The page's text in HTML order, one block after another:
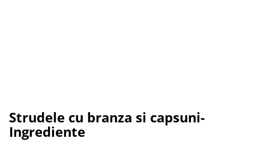
Strudele cu branza si capsuni-
Ingrediente